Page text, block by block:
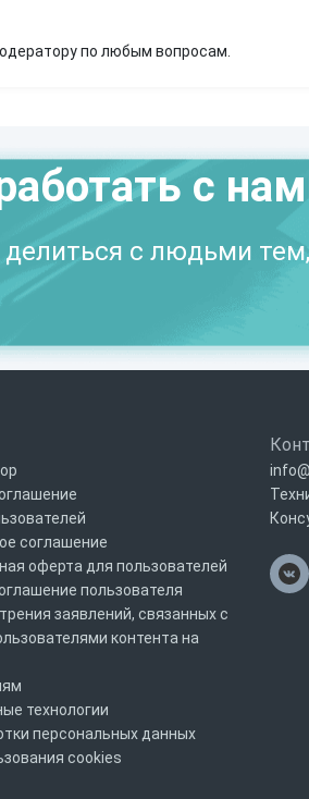
по любым вопросам.
с
с людьми
соглашение
оферта для пользователей
пользователя
заявлений, связанных с
контента на
технологии
персональных данных
cookies